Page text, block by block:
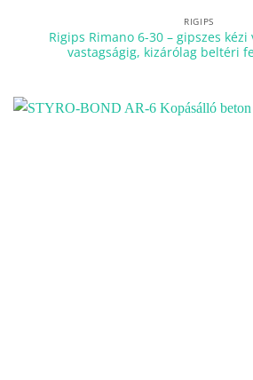
RIGIPS
Rigips Rimano 6-30 – gipszes
vastagságig, kizárólag beltéri